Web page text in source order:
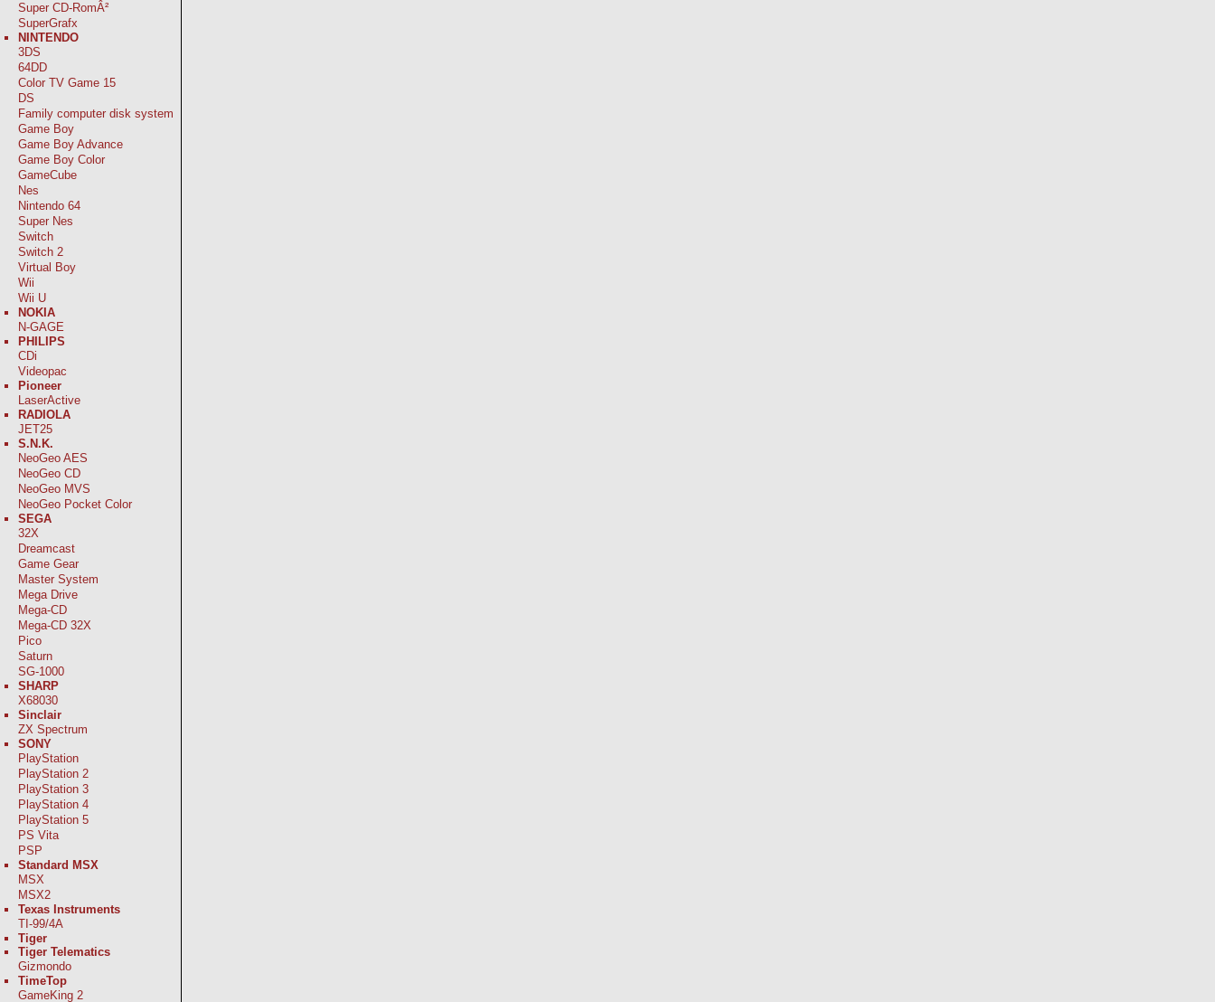
Super CD-RomÂ²
SuperGrafx
NINTENDO
3DS
64DD
Color TV Game 15
DS
Family computer disk system
Game Boy
Game Boy Advance
Game Boy Color
GameCube
Nes
Nintendo 64
Super Nes
Switch
Switch 2
Virtual Boy
Wii
Wii U
NOKIA
N-GAGE
PHILIPS
CDi
Videopac
Pioneer
LaserActive
RADIOLA
JET25
S.N.K.
NeoGeo AES
NeoGeo CD
NeoGeo MVS
NeoGeo Pocket Color
SEGA
32X
Dreamcast
Game Gear
Master System
Mega Drive
Mega-CD
Mega-CD 32X
Pico
Saturn
SG-1000
SHARP
X68030
Sinclair
ZX Spectrum
SONY
PlayStation
PlayStation 2
PlayStation 3
PlayStation 4
PlayStation 5
PS Vita
PSP
Standard MSX
MSX
MSX2
Texas Instruments
TI-99/4A
Tiger
Tiger Telematics
Gizmondo
TimeTop
GameKing 2